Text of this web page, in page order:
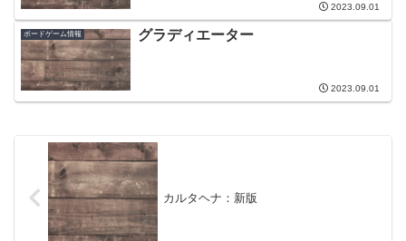
2023.09.01
ボードゲーム情報 グラディエーター
2023.09.01
カルタヘナ：新版